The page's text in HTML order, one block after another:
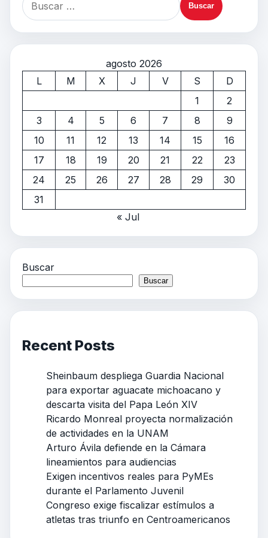
agosto 2026
L
M X J V S
D
1
2
3
4 5 6 7 8
9
10
11 12 13 14 15
16
17
18 19 20 21 22
23
24
25 26 27 28 29
30
31
« Jul
Buscar
Buscar
Recent Posts
Sheinbaum despliega Guardia Nacional
para exportar aguacate michoacano y
descarta visita del Papa León XIV
Ricardo Monreal proyecta normalización
de actividades en la UNAM
Arturo Ávila defiende en la Cámara
lineamientos para audiencias
Exigen incentivos reales para PyMEs
durante el Parlamento Juvenil
Congreso exige fiscalizar estímulos a
atletas tras triunfo en Centroamericanos